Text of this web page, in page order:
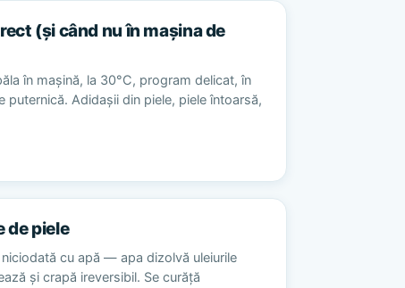
(și când nu în mașina de
în mașină, la 30°C, program delicat, în
puternică. Adidașii din piele, piele întoarsă,
de piele
cu apă — apa dizolvă uleiurile
și crapă ireversibil. Se curăță